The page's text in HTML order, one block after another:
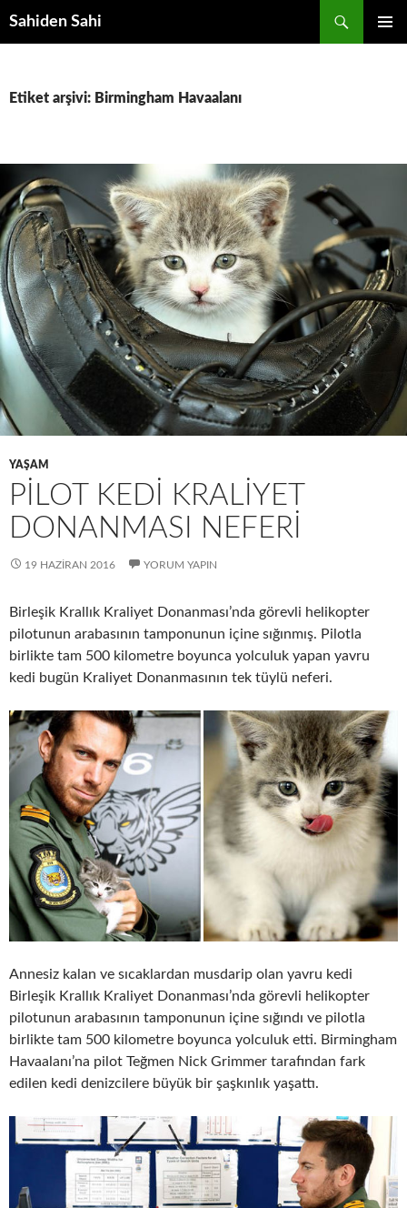
Sahiden Sahi
Etiket arşivi: Birmingham Havaalanı
YAŞAM
PILOT KEDI KRALIYET
DONANMASI NEFERI
19 HAZIRAN 2016 YORUM YAPIN
Birleşik Krallık Kraliyet Donanması’nda görevli helikopter
pilotunun arabasının tamponunun içine sığınmış. Pilotla
birlikte tam 500 kilometre boyunca yolculuk yapan yavru
kedi bugün Kraliyet Donanmasının tek tüylü neferi.
Annesiz kalan ve sıcaklardan musdarip olan yavru kedi
Birleşik Krallık Kraliyet Donanması’nda görevli helikopter
pilotunun arabasının tamponunun içine sığındı ve pilotla
birlikte tam 500 kilometre boyunca yolculuk etti. Birmingham
Havaalanı’na pilot Teğmen Nick Grimmer tarafından fark
edilen kedi denizcilere büyük bir şaşkınlık yaşattı.